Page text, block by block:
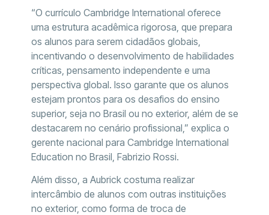
“O currículo Cambridge International oferece
uma estrutura acadêmica rigorosa, que prepara
os alunos para serem cidadãos globais,
incentivando o desenvolvimento de habilidades
críticas, pensamento independente e uma
perspectiva global. Isso garante que os alunos
estejam prontos para os desafios do ensino
superior, seja no Brasil ou no exterior, além de se
destacarem no cenário profissional,” explica o
gerente nacional para Cambridge International
Education no Brasil, Fabrizio Rossi.
Além disso, a Aubrick costuma realizar
intercâmbio de alunos com outras instituições
no exterior, como forma de troca de